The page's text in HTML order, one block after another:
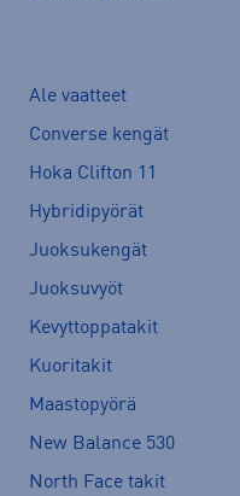
Ale vaatteet
Converse kengät
Hoka Clifton 11
Hybridipyörät
Juoksukengät
Juoksuvyöt
Kevyttoppatakit
Kuoritakit
Maastopyörä
New Balance 530
North Face takit